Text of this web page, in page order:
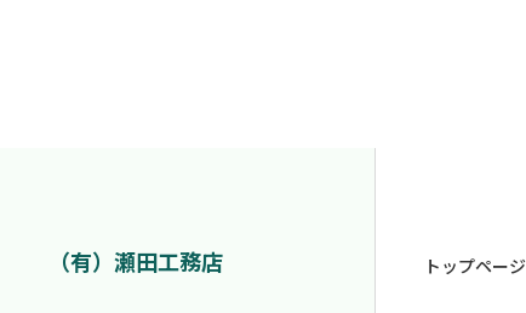
トップページ
（有）瀬田工務店